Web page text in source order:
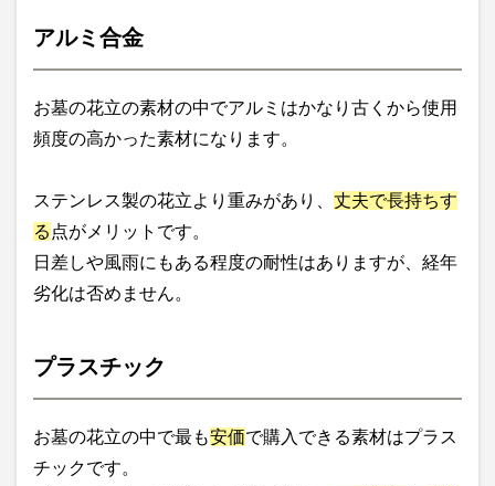
アルミ合金
お墓の花立の素材の中でアルミはかなり古くから使用
頻度の高かった素材になります。
ステンレス製の花立より重みがあり、 丈夫で長持ちす
る 点がメリットです。
日差しや風雨にもある程度の耐性はありますが、経年
劣化は否めません。
プラスチック
お墓の花立の中で最も安価で購入できる素材はプラス
チックです。